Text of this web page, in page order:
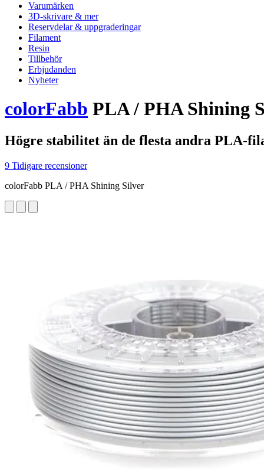
Varumärken
3D-skrivare & mer
Reservdelar & uppgraderingar
Filament
Resin
Tillbehör
Erbjudanden
Nyheter
colorFabb PLA / PHA Shining
Högre stabilitet än de flesta andra PLA-
9 Tidigare recensioner
colorFabb PLA / PHA Shining Silver